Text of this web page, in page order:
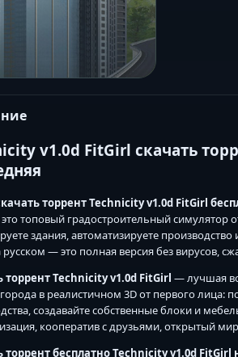
v1.0d FitGirl скачать
торрент Technicity v1.0d FitGirl
топовый градостроительный симулятор
здания, автоматизируете
русском — это полная версия без вирусов,
торрент Technicity v1.0d FitGirl — лучшая
в реалистичном 3D от первого
создавайте собственные блоки и
кооператив с друзьями, открытый
торрент бесплатно Technicity v1.0d FitGirl